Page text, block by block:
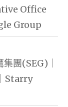
Office
Group
團(SEG)｜
Starry